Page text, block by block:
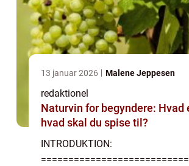
13 januar 2026 Malene Jeppesen
redaktionel
Naturvin for begyndere: Hvad
hvad skal du spise til?
INTRODUKTION: